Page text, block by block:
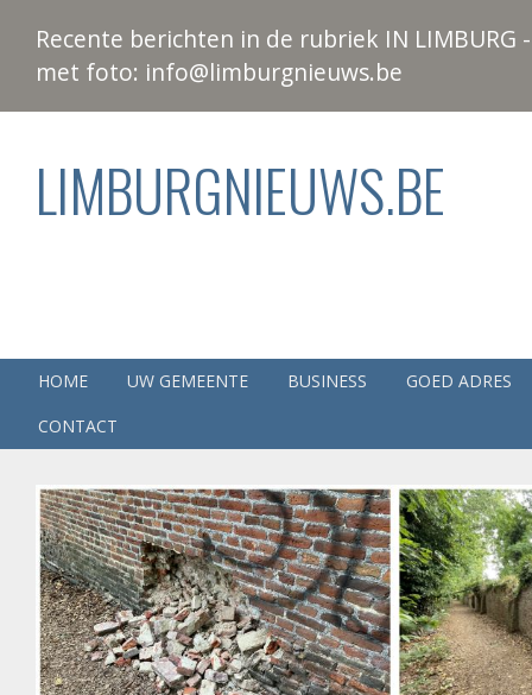
Recente berichten in de rubriek IN
met foto: info@limburgnieuws.be
LIMBURGNIEUWS.BE
HOME UW GEMEENTE BUSINESS
GOED ADRES
CONTACT